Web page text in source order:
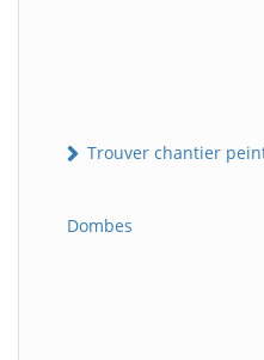
Trouver chantier
Dombes